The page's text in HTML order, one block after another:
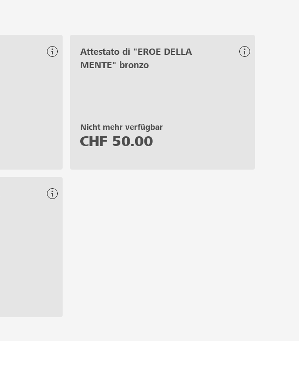
Attestato di "EROE DELLA
MENTE" bronzo
Nicht mehr verfügbar
CHF 50.00